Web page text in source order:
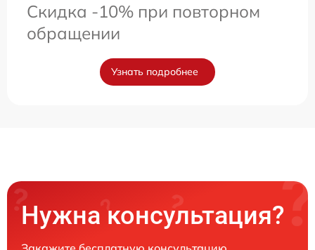
Скидка -10% при повторном
обращении
Узнать подробнее
Нужна консультация?